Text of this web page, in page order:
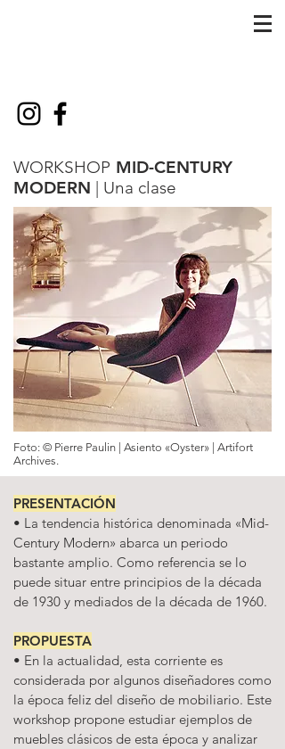
WORKSHOP MID-CENTURY
MODERN | Una clase
Foto: © Pierre Paulin | Asiento «Oyster» | Artifort
Archives.
PRESENTACIÓN
• La tendencia histórica denominada «Mid-
Century Modern» abarca un periodo
bastante amplio. Como referencia se lo
puede situar entre principios de la década
de 1930 y mediados de la década de 1960.
PROPUESTA
• En la actualidad, esta corriente es
considerada por algunos diseñadores como
la época feliz del diseño de mobiliario. Este
workshop propone estudiar ejemplos de
muebles clásicos de esta época y analizar